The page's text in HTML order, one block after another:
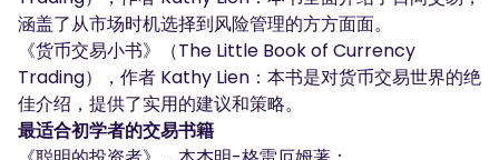
涵盖了从市场时机选择到风险管理的方方面面。
《货币交易小书》（The Little Book of Currency
Trading），作者 Kathy Lien：本书是对货币交易世界的绝
佳介绍，提供了实用的建议和策略。
最适合初学者的交易书籍